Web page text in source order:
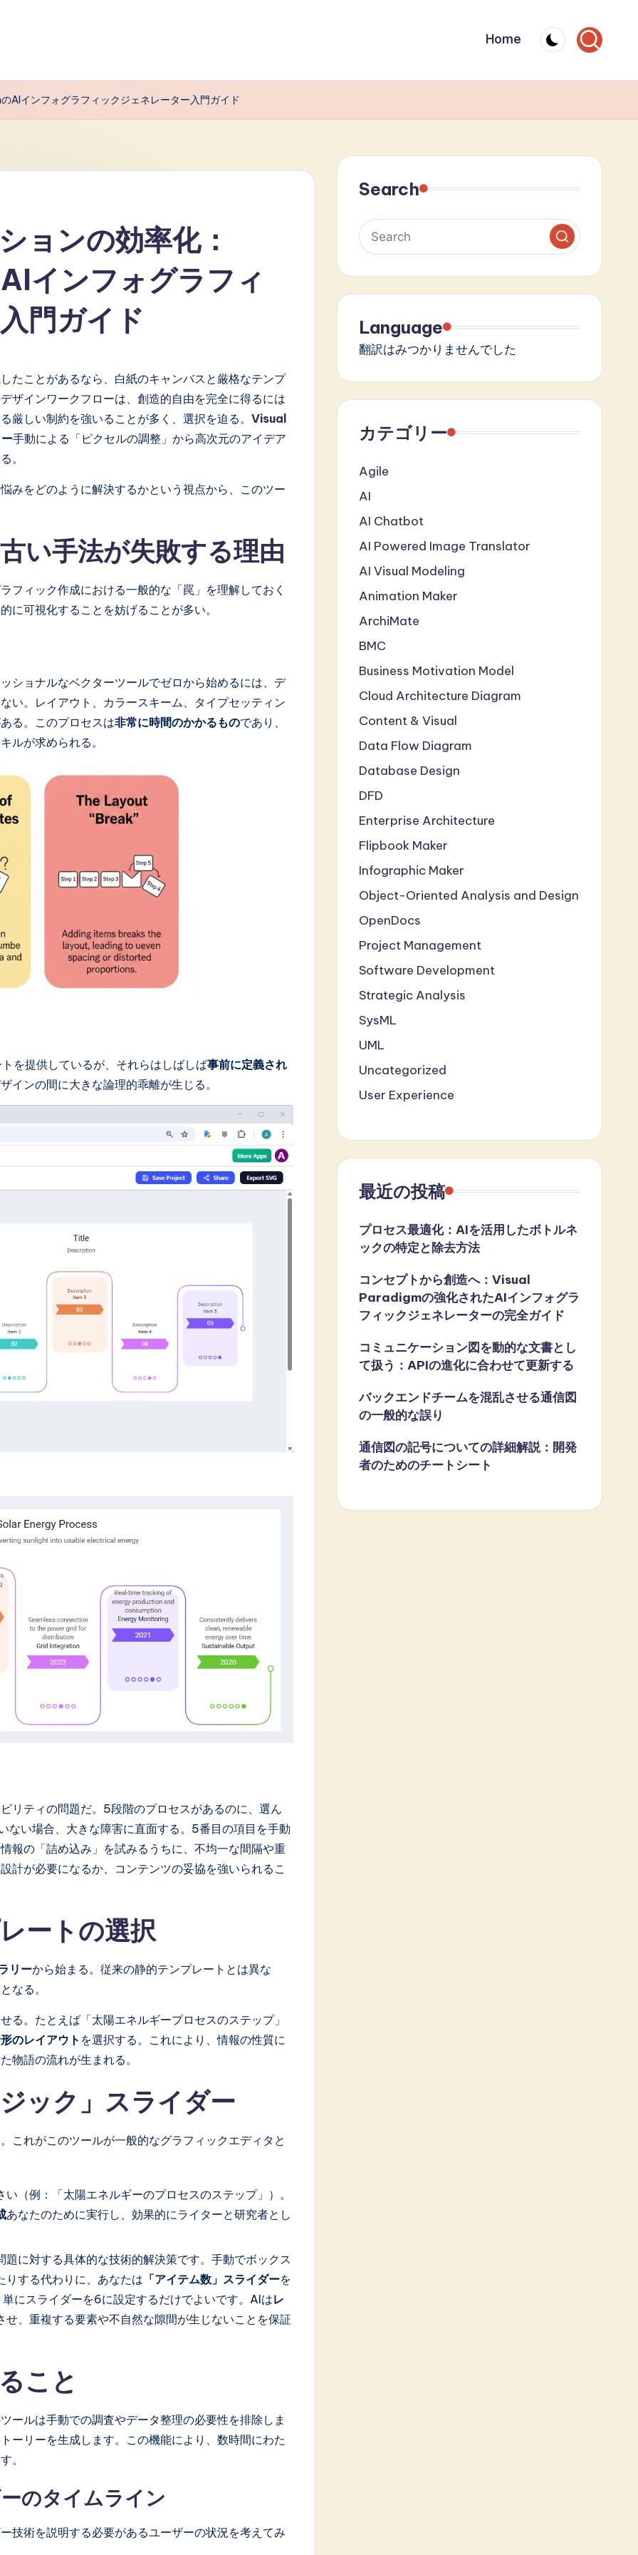
Home
AIインフォグラフィックジェネレーター入門ガイド
ョンの効率化：
インフォグラフィ
門ガイド
たことがあるなら、白紙のキャンバスと厳格なテンプ
ザインワークフローは、創造的自由を完全に得るには
厳しい制約を強いることが多く、選択を迫る。 Visual
手動による「ピクセルの調整」から高次元のアイデア
。
みをどのように解決するかという視点から、このツー
い手法が失敗する理由
フィック作成における一般的な「罠」を理解しておく
に可視化することを妨げることが多い。
ョナルなベクターツールでゼロから始めるには、デ
い。レイアウト、カラースキーム、タイプセッティン
る。このプロセスは非常に時間のかかるものであり、
ルが求められる。
を提供しているが、それらはしばしば事前に定義され
インの間に大きな論理的乖離が生じる。
リティの問題だ。5段階のプロセスがあるのに、選ん
ない場合、大きな障害に直面する。5番目の項目を手動
報の「詰め込み」を試みるうちに、不均一な間隔や重
計が必要になるか、コンテンツの妥協を強いられるこ
ートの選択
リーから始まる。従来の静的テンプレートとは異な
なる。
る。たとえば「太陽エネルギープロセスのステップ」
のレイアウト を選択する。これにより、情報の性質に
物語の流れが生まれる。
ック」スライダー
これがこのツールが一般的なグラフィックエディタと
（例：「太陽エネルギーのプロセスのステップ」）。
あなたのために実行し、効果的にライターと研究者とし
題に対する具体的な技術的解決策です。手動でボックス
りする代わりに、あなたは 「アイテム数」スライダーを
にスライダーを6に設定するだけでよいです。AIはレ
せ、重複する要素や不自然な隙間が生じないことを保証
こと
ールは手動での調査やデータ整理の必要性を排除しま
ーリーを生成します。この機能により、数時間にわた
。
のタイムライン
技術を説明する必要があるユーザーの状況を考えてみ
Search
Language
翻訳はみつかりませんでした
カテゴリー
Agile
AI
AI Chatbot
AI Powered Image Translator
AI Visual Modeling
Animation Maker
ArchiMate
BMC
Business Motivation Model
Cloud Architecture Diagram
Content & Visual
Data Flow Diagram
Database Design
DFD
Enterprise Architecture
Flipbook Maker
Infographic Maker
Object-Oriented Analysis and Design
OpenDocs
Project Management
Software Development
Strategic Analysis
SysML
UML
Uncategorized
User Experience
最近の投稿
プロセス最適化：AIを活用したボトルネ
ックの特定と除去方法
コンセプトから創造へ：Visual
Paradigmの強化されたAIインフォグラ
フィックジェネレーターの完全ガイド
コミュニケーション図を動的な文書とし
て扱う：APIの進化に合わせて更新する
バックエンドチームを混乱させる通信図
の一般的な誤り
通信図の記号についての詳細解説：開発
者のためのチートシート